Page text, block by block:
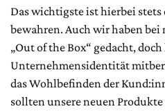
Das wichtigste ist hierbei
bewahren. Auch wir haben
„Out of the Box“ gedacht,
Unternehmensidentität
das Wohlbefinden der
sollten unsere neuen